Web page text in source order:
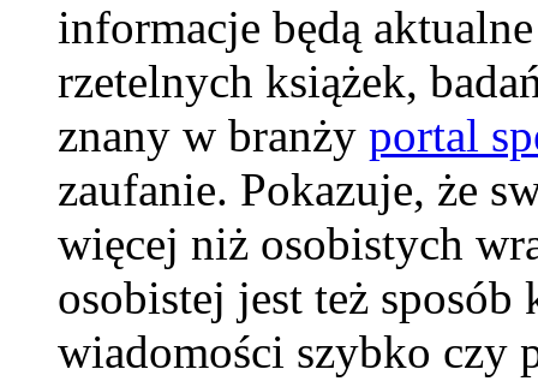
informacje będą
rzetelnych książek,
znany w branży portal
zaufanie. Pokazuje, że
więcej niż osobistych
osobistej jest też
wiadomości szybko czy